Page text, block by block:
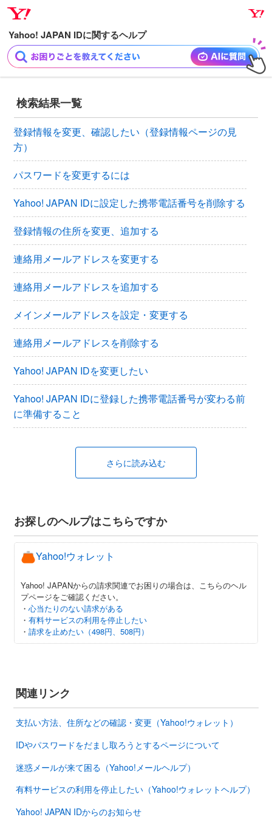
ナ
ビ
ゲ
ー
シ
ン
へ
ス
キ
ッ
プ
メ
イ
ン
コ
ン
ン
ツ
へ
ス
キ
ッ
プ
検索結果一覧
登録情報を変更、確認したい（登録情報ページの見
方）
パスワードを変更するには
Yahoo! JAPAN IDに設定した携帯電話番号を削除する
登録情報の住所を変更、追加する
連絡用メールアドレスを変更する
連絡用メールアドレスを追加する
メインメールアドレスを設定・変更する
連絡用メールアドレスを削除する
Yahoo! JAPAN IDを変更したい
Yahoo! JAPAN IDに登録した携帯電話番号が変わる前
に準備すること
さらに読み込む
お探しのヘルプはこちらですか
Yahoo!ウォレット
Yahoo! JAPANからの請求関連でお困りの場合は、こちらのヘル
プページをご確認ください。
・ 心当たりのない請求がある
・ 有料サービスの利用を停止したい
・ 請求を止めたい（498円、508円）
関連リンク
支払い方法、住所などの確認・変更（Yahoo!ウォレット）
IDやパスワードをだまし取ろうとするページについて
迷惑メールが来て困る（Yahoo!メールヘルプ）
有料サービスの利用を停止したい（Yahoo!ウォレットヘルプ）
Yahoo! JAPAN IDからのお知らせ